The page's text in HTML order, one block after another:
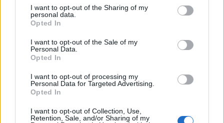
I want to opt-out of the Sharing of my
personal data.
Opted In
I want to opt-out of the Sale of my
Personal Data.
Opted In
I want to opt-out of processing my
Personal Data for Targeted Advertising.
Opted In
I want to opt-out of Collection, Use,
Retention, Sale, and/or Sharing of my
cégek 60 százaléka árbevétel-csökkenéssel számol, 90
százaléka kedvezőtlennek látja a jelenlegi piaci helyzetet. A
megrendeléshiány, a bizonytalan gazdasági környezet és a
késedelmes fizetések sok vállalkozást az összeomlás
szélére sodortak. 2026-ra a nemzetközi előrejelzések
KEDVES OLVASÓNK!
A keresett cikk a portfolio.hu hírarchívumához